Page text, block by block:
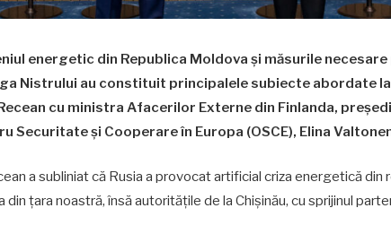
energetic din Republica Moldova și măsurile
Nistrului au constituit principalele subiecte abordate
cu ministra Afacerilor Externe din Finlanda,
Securitate și Cooperare în Europa (OSCE), Elina
a subliniat că Rusia a provocat artificial criza energetică
din țara noastră, însă autoritățile de la Chișinău, cu sprijinul